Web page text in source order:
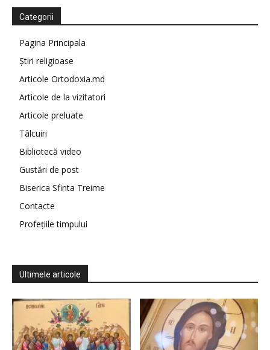
Categorii
Pagina Principala
Știri religioase
Articole Ortodoxia.md
Articole de la vizitatori
Articole preluate
Tâlcuiri
Bibliotecă video
Gustări de post
Biserica Sfinta Treime
Contacte
Profețiile timpului
Ultimele articole